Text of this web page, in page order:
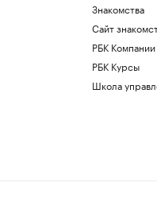
Знакомства
Сайт
РБК Компании
РБК Курсы
Школа